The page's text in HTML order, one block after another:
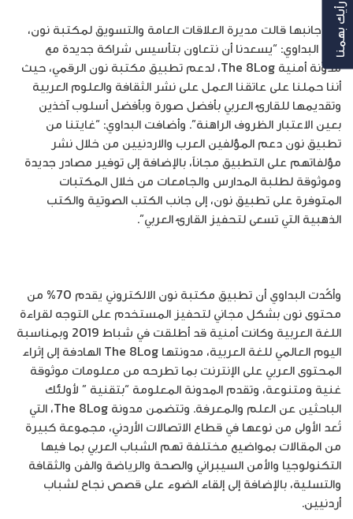
من جانبها قالت مديرة العلاقات العامة والتسويق لمكتبة نون،
فرح البداوي: “يسعدنا أن نتعاون بتأسيس شراكة جديدة مع
مدوّنة أمنية The 8Log، لدعم تطبيق مكتبة نون الرقمي، حيث
أننا حملنا على عاتقنا العمل على نشر الثقافة والعلوم العربية
وتقديمها للقارئ العربي بأفضل صورة وبأفضل أسلوب آخذين
بعين الاعتبار الظروف الراهنة”. وأضافت البداوي: “غايتنا من
تطبيق نون دعم المؤلفين العرب والاردنيين من خلال نشر
مؤلفاتهم على التطبيق مجاناً، بالإضافة إلى توفير مصادر جديدة
وموثوقة لطلبة المدارس والجامعات من خلال المكتبات
المتوفرة على تطبيق نون، إلى جانب الكتب الصوتية والكتب
الذهبية التي تسعى لتحفيز القارئ العربي”.
وأكّدت البداوي أن تطبيق مكتبة نون الالكتروني يقدم 70% من
محتوى نون بشكل مجاني لتحفيز المستخدم على التوجه لقراءة
اللغة العربية وكانت أمنية قد أطلقت في شباط 2019 وبمناسبة
اليوم العالمي للغة العربية، مدونتها The 8Log الهادفة إلى إثراء
المحتوى العربي على الإنترنت بما تطرحه من معلومات موثوقة
غنية ومتنوعة، وتقدم المدونة المعلومة “بتقنية ” لأولئك
الباحثين عن العلم والمعرفة. وتتضمن مدونة The 8Log، التي
تُعد الأولى من نوعها في قطاع الاتصالات الأردني، مجموعة كبيرة
من المقالات بمواضيع مختلفة تهم الشباب العربي بما فيها
التكنولوجيا والأمن السيبراني والصحة والرياضة والفن والثقافة
والتسلية، بالإضافة إلى إلقاء الضوء على قصص نجاح لشباب
أردنيين.
رأيك بهمنا